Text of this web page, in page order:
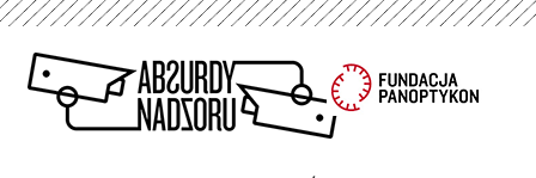
Przejdź
treści